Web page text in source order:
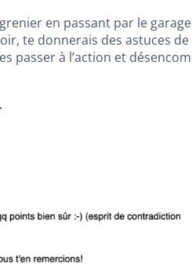
en passant par le
te donnerais des astuces
passer à l’action et